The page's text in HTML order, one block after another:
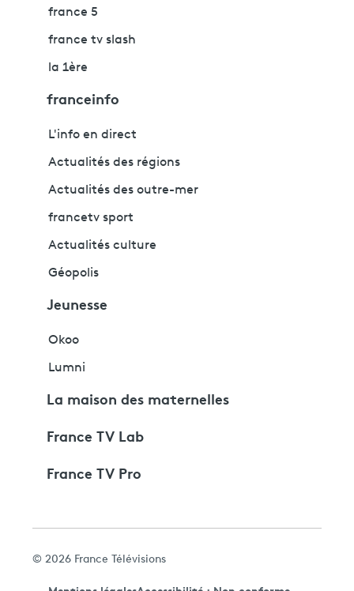
france 5
france tv slash
la 1ère
franceinfo
L'info en direct
Actualités des régions
Actualités des outre-mer
francetv sport
Actualités culture
Géopolis
Jeunesse
Okoo
Lumni
La maison des maternelles
France TV Lab
France TV Pro
© 2026 France Télévisions